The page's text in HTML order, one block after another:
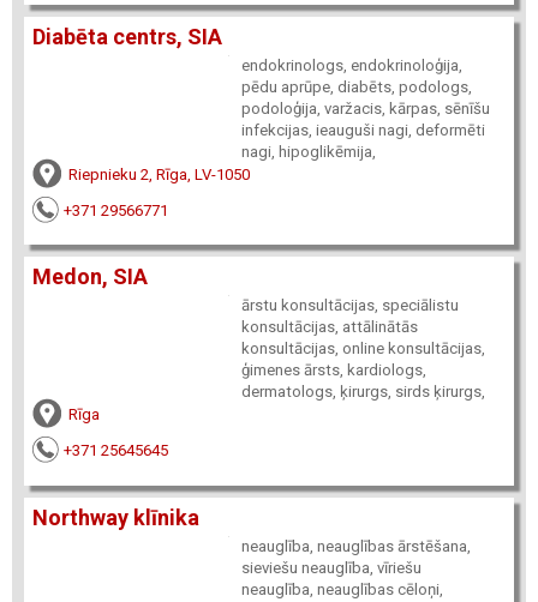
Diabēta centrs, SIA
endokrinologs, endokrinoloģija,
pēdu aprūpe, diabēts, podologs,
podoloģija, varžacis, kārpas, sēnīšu
infekcijas, ieauguši nagi, deformēti
nagi, hipoglikēmija,
Riepnieku 2, Rīga, LV-1050
+371 29566771
Medon, SIA
ārstu konsultācijas, speciālistu
konsultācijas, attālinātās
konsultācijas, online konsultācijas,
ģimenes ārsts, kardiologs,
dermatologs, ķirurgs, sirds ķirurgs,
Rīga
+371 25645645
Northway klīnika
neauglība, neauglības ārstēšana,
sieviešu neauglība, vīriešu
neauglība, neauglības cēloņi,